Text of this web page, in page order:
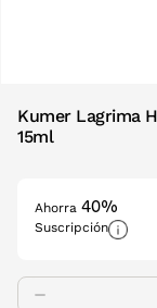
Kumer Lagrima
15ml
Ahorra 40%
Suscripción